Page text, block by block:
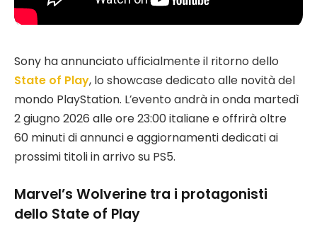
Sony ha annunciato ufficialmente il ritorno dello
State of Play, lo showcase dedicato alle novità del
mondo PlayStation. L’evento andrà in onda martedì
2 giugno 2026 alle ore 23:00 italiane e offrirà oltre
60 minuti di annunci e aggiornamenti dedicati ai
prossimi titoli in arrivo su PS5.
Marvel’s Wolverine tra i protagonisti
dello State of Play